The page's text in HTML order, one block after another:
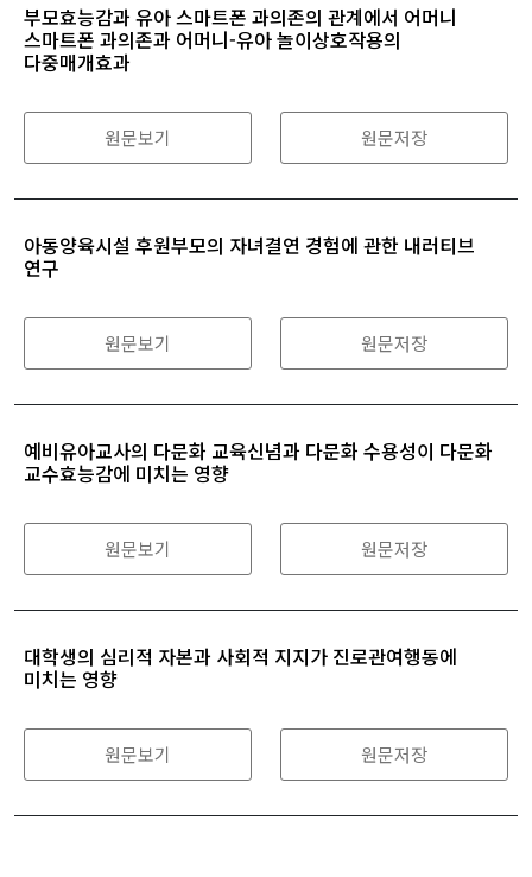
부모효능감과 유아 스마트폰 과의존의 관계에서 어머니
스마트폰 과의존과 어머니-유아 놀이상호작용의
다중매개효과
원문보기 원문저장
아동양육시설 후원부모의 자녀결연 경험에 관한 내러티브
연구
원문보기 원문저장
예비유아교사의 다문화 교육신념과 다문화 수용성이 다문화
교수효능감에 미치는 영향
원문보기 원문저장
대학생의 심리적 자본과 사회적 지지가 진로관여행동에
미치는 영향
원문보기 원문저장